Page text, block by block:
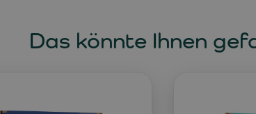
Das könnte Ihnen